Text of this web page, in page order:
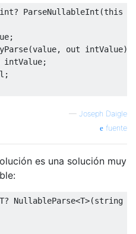
int? ParseNullableInt (this
;
(value, out intValue))
intValue;
;
— Joseph Daigle
fuente
es una solución muy
T? NullableParse<T>(string